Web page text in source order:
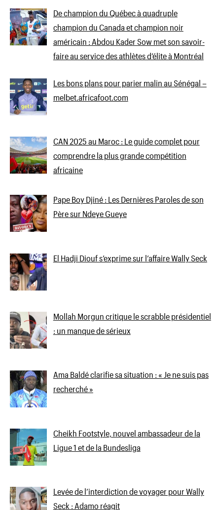
De champion du Québec à quadruple
champion du Canada et champion noir
américain : Abdou Kader Sow met son savoir-
faire au service des athlètes d’élite à Montréal
Les bons plans pour parier malin au Sénégal –
melbet.africafoot.com
CAN 2025 au Maroc : Le guide complet pour
comprendre la plus grande compétition
africaine
Pape Boy Djiné : Les Dernières Paroles de son
Père sur Ndeye Gueye
El Hadji Diouf s’exprime sur l’affaire Wally Seck
Mollah Morgun critique le scrabble présidentiel
: un manque de sérieux
Ama Baldé clarifie sa situation : « Je ne suis pas
recherché »
Cheikh Footstyle, nouvel ambassadeur de la
Ligue 1 et de la Bundesliga
Levée de l’interdiction de voyager pour Wally
Seck : Adamo réagit